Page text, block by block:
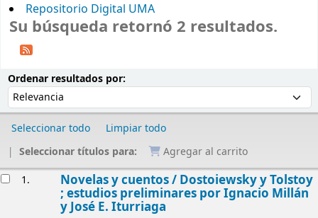
Repositorio Digital UMA
Su búsqueda retornó 2 resultados.
Ordenar resultados por:
Seleccionar todo
Limpiar todo
Seleccionar títulos para:
Agregar al carrito
1. Novelas y cuentos / Dostoiewsky y Tolstoy
; estudios preliminares por Ignacio Millán
y José E. Iturriaga